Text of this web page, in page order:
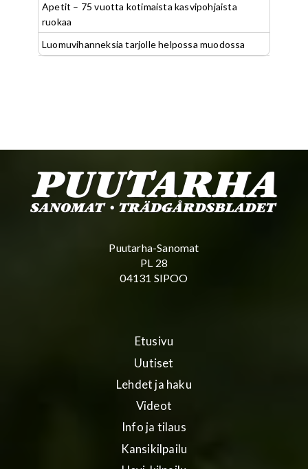
Apetit – 75 vuotta kotimaista kasvipohjaista
ruokaa
Luomuvihanneksia tarjolle helpossa muodossa
Puutarha-Sanomat
PL 28
04131 SIPOO
Etusivu
Uutiset
Lehdet ja haku
Videot
Info ja tilaus
Kansikilpailu